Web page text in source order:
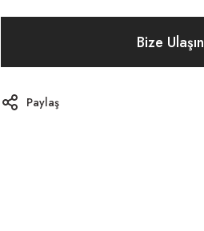
Bize Ulaşın
Paylaş